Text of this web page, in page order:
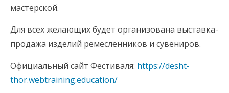
мастерской.
Для всех желающих будет организована выставка-
продажа изделий ремесленников и сувениров.
Официальный сайт Фестиваля: https://desht-
thor.webtraining.education/